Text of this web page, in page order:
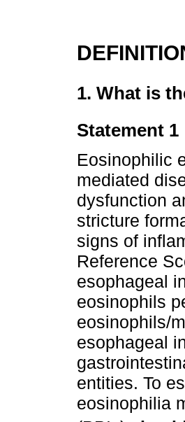
1. What is
Statement 1
Eosinophilic
mediated
dysfunction
stricture
signs of
Reference
esophageal
eosinophils
eosinophils/
esophageal
entities. To
eosinophilia